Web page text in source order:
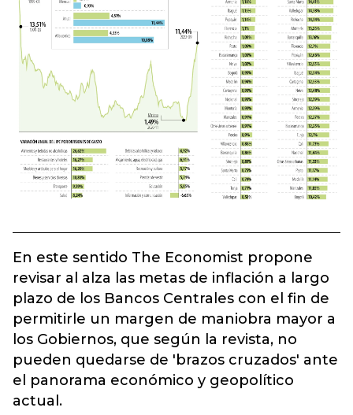
En este sentido The Economist propone
revisar al alza las metas de inflación a largo
plazo de los Bancos Centrales con el fin de
permitirle un margen de maniobra mayor a
los Gobiernos, que según la revista, no
pueden quedarse de 'brazos cruzados' ante
el panorama económico y geopolítico
actual.